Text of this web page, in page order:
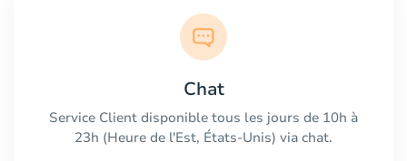
Chat
Service Client disponible tous les jours de 10h à
23h (Heure de l'Est, États-Unis) via chat.